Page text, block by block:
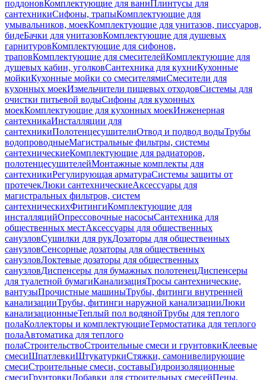
поддоновКомплектующие для ваннПлинтусы для
сантехникиСифоны, трапыКомплектующие для
умывальников, моекКомплектующие для унитазов, писсуаров,
бидеБачки для унитазовКомплектующие для душевых
гарнитуровКомплектующие для сифонов,
траповКомплектующие для смесителейКомплектующие для
душевых кабин, уголковСантехника для кухниКухонные
мойкиКухонные мойки со смесителямиСмесители для
кухонных моекИзмельчители пищевых отходовСистемы для
очистки питьевой водыСифоны для кухонных
моекКомплектующие для кухонных моекИнженерная
сантехникаИнсталляции для
сантехникиПолотенцесушителиОтвод и подвод водыТрубы
водопроводныеМагистральные фильтры, системы
сантехническиеКомплектующие для радиаторов,
полотенцесушителейМонтажные комплекты для
сантехникиРегулирующая арматураСистемы защиты от
протечекЛюки сантехническиеАксессуары для
магистральных фильтров, систем
сантехническихФитингиКомплектующие для
инсталляцийОпрессовочные насосыСантехника для
общественных местАксессуары для общественных
санузловСушилки для рукДозаторы для общественных
санузловСенсорные дозаторы для общественных
санузловЛоктевые дозаторы для общественных
санузловДиспенсеры для бумажных полотенецДиспенсеры
для туалетной бумагиКанализацияТросы сантехнические,
вантузыПрочистные машиныТрубы, фитинги внутренней
канализацииТрубы, фитинги наружной канализацииЛюки
канализационныеТеплый пол водянойТрубы для теплого
полаКоллекторы и комплектующиеТермостатика для теплого
полаАвтоматика для теплого
полаСтроительствоСтроительные смеси и грунтовкиКлеевые
смесиШпатлевкиШтукатуркиСтяжки, самонивелирующие
смесиСтроительные смеси, составыГидроизоляционные
смесиГрунтовкиДобавки для строительных смесейПены,